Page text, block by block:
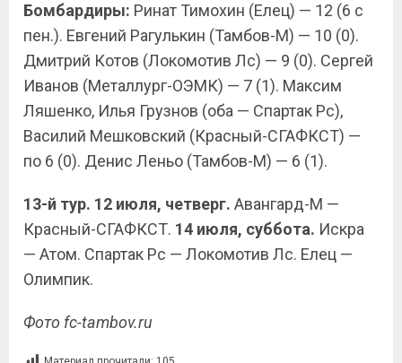
Бомбардиры: Ринат Тимохин (Елец) — 12 (6 с
пен.). Евгений Рагулькин (Тамбов-М) — 10 (0).
Дмитрий Котов (Локомотив Лс) — 9 (0). Сергей
Иванов (Металлург-ОЭМК) — 7 (1). Максим
Ляшенко, Илья Грузнов (оба — Спартак Рс),
Василий Мешковский (Красный-СГАФКСТ) —
по 6 (0). Денис Леньо (Тамбов-М) — 6 (1).
13-й тур. 12 июля, четверг. Авангард-М —
Красный-СГАФКСТ. 14 июля, суббота. Искра
— Атом. Спартак Рс — Локомотив Лс. Елец —
Олимпик.
Фото fc-tambov.ru